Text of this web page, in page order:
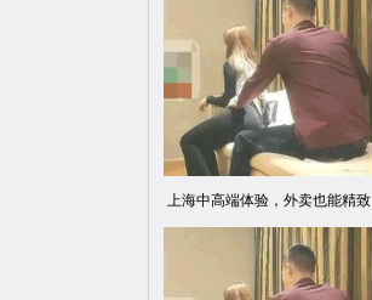
上海中高端体验，外卖也能精致